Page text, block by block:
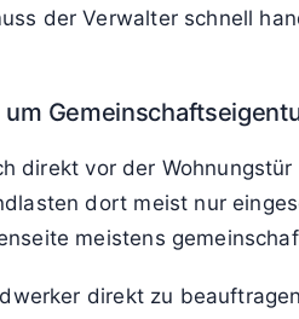
der Verwalter schnell
direkt vor der
dort meist nur
meistens
direkt zu